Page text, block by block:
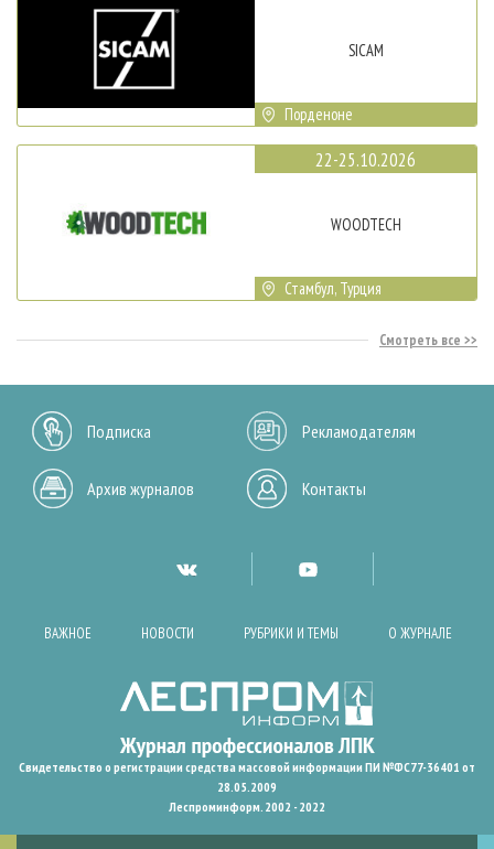
SICAM
Порденоне
22-25.10.2026
WOODTECH
Стамбул, Турция
Смотреть все
Подписка Рекламодателям
Архив журналов Контакты
ВАЖНОЕ НОВОСТИ РУБРИКИ И ТЕМЫ О ЖУРНАЛЕ
Свидетельство о регистрации средства массовой информации ПИ №ФС77-36401 от
28.05.2009
Леспроминформ. 2002 - 2022